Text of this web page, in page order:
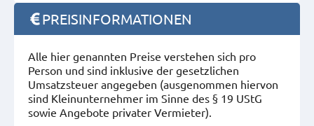
PREISINFORMATIONEN
Alle hier genannten Preise verstehen sich pro
Person und sind inklusive der gesetzlichen
Umsatzsteuer angegeben (ausgenommen hiervon
sind Kleinunternehmer im Sinne des § 19 UStG
sowie Angebote privater Vermieter).